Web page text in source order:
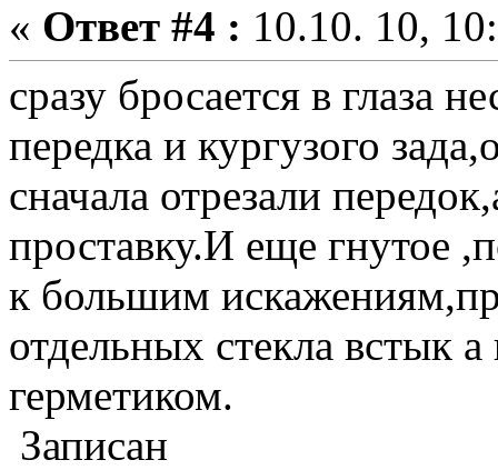
« Ответ #4 : 10.10. 10,
сразу бросается в глаза
передка и кургузого
сначала отрезали
проставку.И еще гнутое
к большим
отдельных стекла встык
герметиком.
Записан